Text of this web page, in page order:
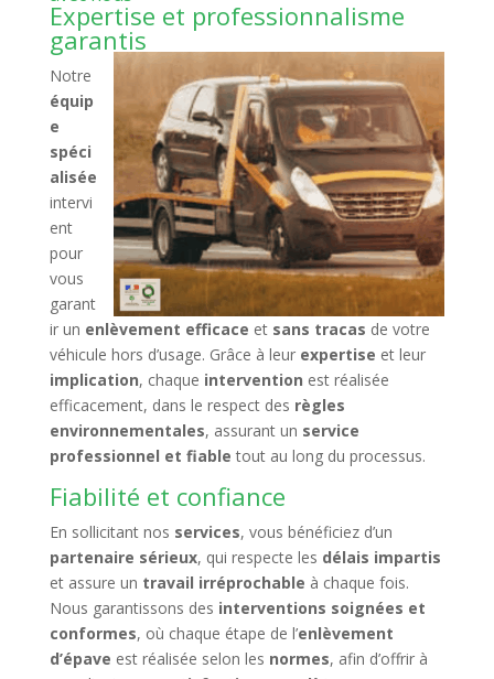
Expertise et professionnalisme
garantis
Notre
équip
e
spéci
alisée
intervi
ent
pour
vous
garant
ir un enlèvement efficace et sans tracas de votre
véhicule hors d’usage. Grâce à leur expertise et leur
implication, chaque intervention est réalisée
efficacement, dans le respect des règles
environnementales, assurant un service
professionnel et fiable tout au long du processus.
Fiabilité et confiance
En sollicitant nos services, vous bénéficiez d’un
partenaire sérieux, qui respecte les délais impartis
et assure un travail irréprochable à chaque fois.
Nous garantissons des interventions soignées et
conformes, où chaque étape de l’enlèvement
d’épave est réalisée selon les normes, afin d’offrir à